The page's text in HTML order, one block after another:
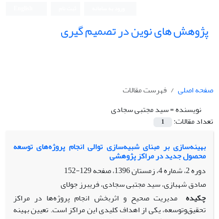
پژوهش های نوین در تصمیم گیری
صفحه اصلی
فهرست مقالات
نویسنده =سید مجتبی سجادی
تعداد مقالات:
1
بهینه‌سازی بر مبنای شبیه‌سازی توالی انجام پروژه‌های توسعه
محصول جدید در مراکز پژوهشی
دوره 2، شماره 4، زمستان 1396، صفحه
129-152
صادق شهبازی، سید مجتبی سجادی، فریبرز جولای
چکیده مدیریت صحیح و اثربخش انجام پروژه‌ها در مراکز
تحقیق‌وتوسعه، یکی از اهداف کلیدی این مراکز است. تعیین بهینه